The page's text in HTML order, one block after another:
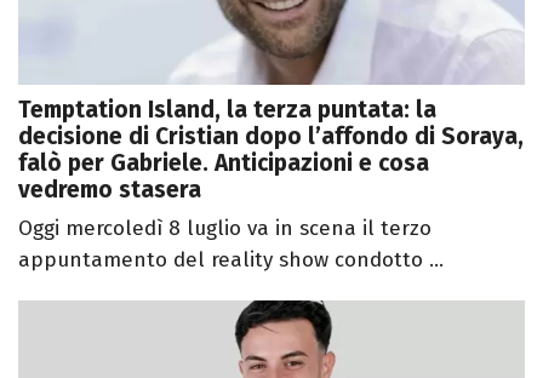
Temptation Island, la terza puntata: la
decisione di Cristian dopo l’affondo di Soraya,
falò per Gabriele. Anticipazioni e cosa
vedremo stasera
Oggi mercoledì 8 luglio va in scena il terzo
appuntamento del reality show condotto ...